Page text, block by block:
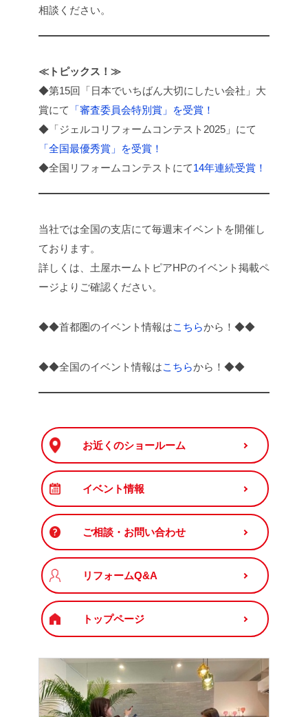
相談ください。
≪トピックス！≫
◆第15回「日本でいちばん大切にしたい会社」大
賞にて
「審査委員会特別賞」を受賞！
◆「ジェルコリフォームコンテスト2025」にて
「全国最優秀賞」を受賞！
◆全国リフォームコンテストにて14年連続受賞！
当社では全国の支店にて毎週末イベントを開催し
ております。
詳しくは、土屋ホームトピアHPのイベント掲載ペ
ージよりご確認ください。
◆◆首都圏のイベント情報はこちらから！◆◆
◆◆全国のイベント情報はこちらから！◆◆
お近くのショールーム
イベント情報
ご相談・お問い合わせ
リフォームQ&A
トップページ